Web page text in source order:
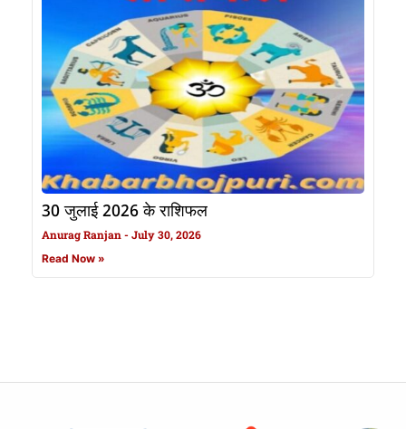
30 जुलाई 2026 के राशिफल
Anurag Ranjan July 30, 2026
Read Now »